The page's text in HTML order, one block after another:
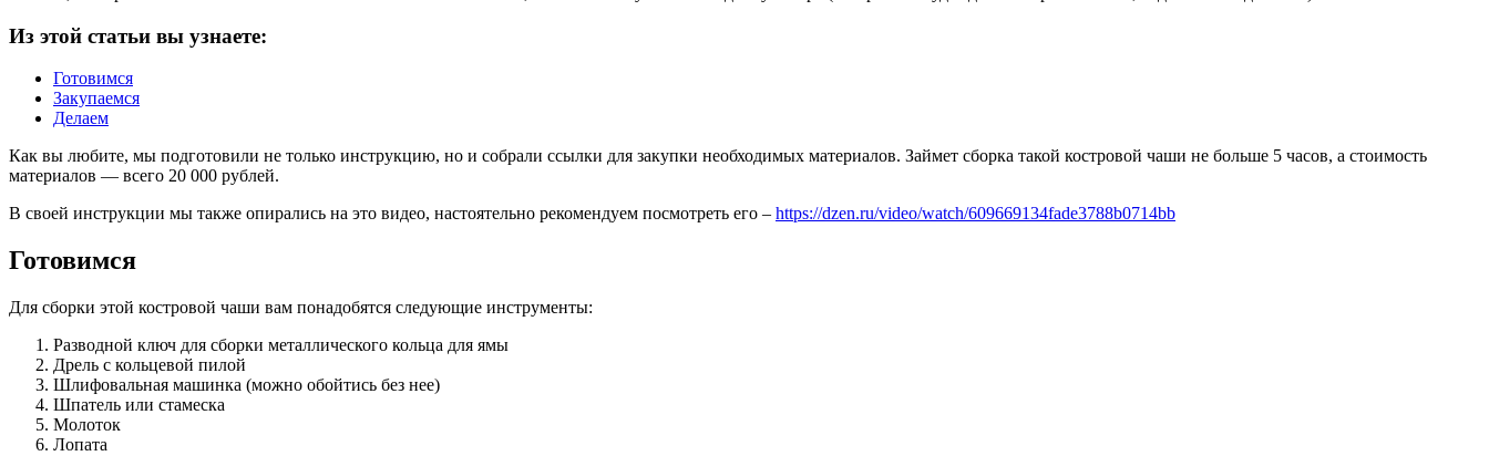
Из этой статьи вы узнаете:
Готовимся
Закупаемся
Делаем
Как вы любите, мы подготовили не только инструкцию, но и собрали ссылки для закупки необходимых материалов. Займет сборка такой костровой чаши не больше 5 часов, а стоимость
материалов — всего 20 000 рублей.
В своей инструкции мы также опирались на это видео, настоятельно рекомендуем посмотреть его – https://dzen.ru/video/watch/609669134fade3788b0714bb
Готовимся
Для сборки этой костровой чаши вам понадобятся следующие инструменты:
Разводной ключ для сборки металлического кольца для ямы
Дрель с кольцевой пилой
Шлифовальная машинка (можно обойтись без нее)
Шпатель или стамеска
Молоток
Лопата